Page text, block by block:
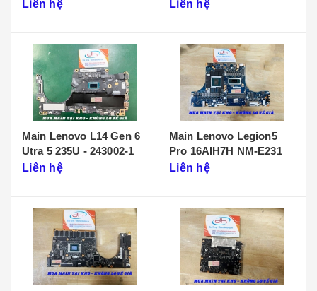
Liên hệ
Liên hệ
Main Lenovo L14 Gen 6
Utra 5 235U - 243002-1
Liên hệ
Main Lenovo Legion5
Pro 16AIH7H NM-E231
Liên hệ